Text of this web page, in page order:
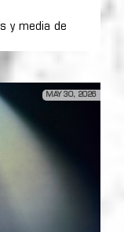
y media de
MAY 30, 2026